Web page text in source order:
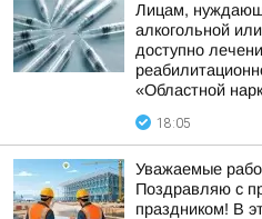
Лицам,
алкогольной
доступно
«Областной
18:05
Уважаемые
Поздравляю с
праздником! В